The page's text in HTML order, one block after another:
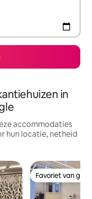
in
accommodaties
hun locatie, netheid
Favoriet van
Favoriet van